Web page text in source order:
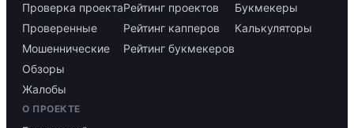
Проверка проекта
Проверенные
Мошеннические
Обзоры
Жалобы
Рейтинг проектов
Рейтинг капперов
Рейтинг букмекеров
Букмекеры
Калькуляторы
О ПРОЕКТЕ